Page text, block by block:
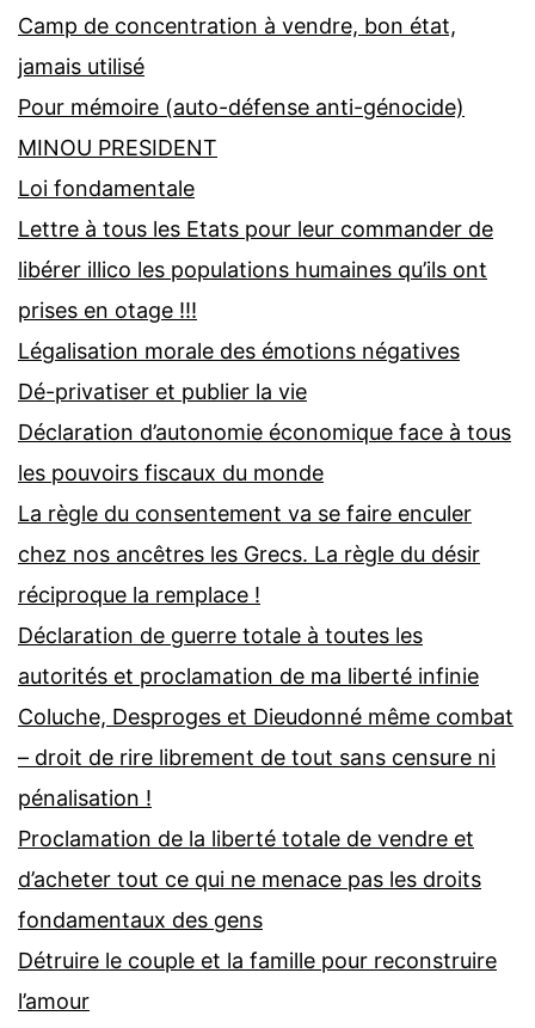
Camp de concentration à vendre, bon état,
jamais utilisé
Pour mémoire (auto-défense anti-génocide)
MINOU PRESIDENT
Loi fondamentale
Lettre à tous les Etats pour leur commander de
libérer illico les populations humaines qu’ils ont
prises en otage !!!
Légalisation morale des émotions négatives
Dé-privatiser et publier la vie
Déclaration d’autonomie économique face à tous
les pouvoirs fiscaux du monde
La règle du consentement va se faire enculer
chez nos ancêtres les Grecs. La règle du désir
réciproque la remplace !
Déclaration de guerre totale à toutes les
autorités et proclamation de ma liberté infinie
Coluche, Desproges et Dieudonné même combat
– droit de rire librement de tout sans censure ni
pénalisation !
Proclamation de la liberté totale de vendre et
d’acheter tout ce qui ne menace pas les droits
fondamentaux des gens
Détruire le couple et la famille pour reconstruire
l’amour